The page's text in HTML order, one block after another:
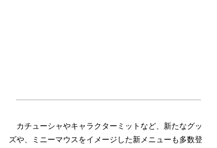
カチューシャやキャラクターミットなど、新たなグッ
ズや、ミニーマウスをイメージした新メニューも多数登